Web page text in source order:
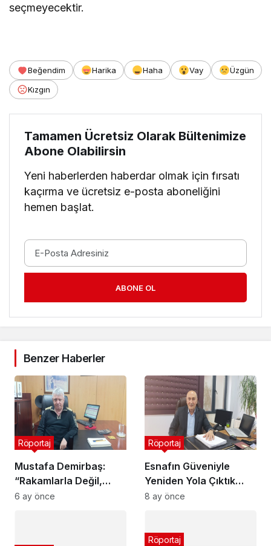
seçmeyecektir.
Beğendim Harika Haha Vay
Üzgün
Kızgın
Tamamen Ücretsiz Olarak Bültenimize
Abone Olabilirsin
Yeni haberlerden haberdar olmak için fırsatı
kaçırma ve ücretsiz e-posta aboneliğini
hemen başlat.
ABONE OL
Benzer Haberler
Mustafa Demirbaş:
“Rakamlarla Değil,
Güvenle Büyüdük”
Röportaj
6 ay önce
Esnafın Güveniyle
Yeniden Yola Çıktık
Şimdi Hizmeti Daha da
Röportaj
8 ay önce
Röportaj